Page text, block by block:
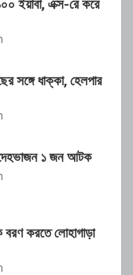
ইয়াবা, এক্স-রে করে
সঙ্গে ধাক্কা, হেলপার
১ জন আটক
বরণ করতে লোহাগাড়া